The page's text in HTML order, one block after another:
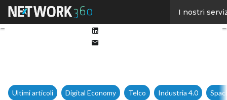
I nostri
Ultimi articoli Digital Economy Telco Industria 4.0